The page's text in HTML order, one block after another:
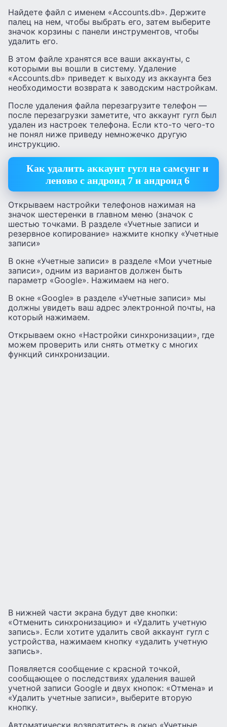
Найдете файл с именем «Accounts.db». Держите
палец на нем, чтобы выбрать его, затем выберите
значок корзины с панели инструментов, чтобы
удалить его.
В этом файле хранятся все ваши аккаунты, с
которыми вы вошли в систему. Удаление
«Accounts.db» приведет к выходу из аккаунта без
необходимости возврата к заводским настройкам.
После удаления файла перезагрузите телефон —
после перезагрузки заметите, что аккаунт гугл был
удален из настроек телефона. Если кто-то чего-то
не понял ниже приведу немножечко другую
инструкцию.
Как удалить аккаунт гугл на самсунг и
леново с андроид 7 и андроид 6
Открываем настройки телефонов нажимая на
значок шестеренки в главном меню (значок с
шестью точками. В разделе «Учетные записи и
резервное копирование» нажмите кнопку «Учетные
записи»
В окне «Учетные записи» в разделе «Мои учетные
записи», одним из вариантов должен быть
параметр «Google». Нажимаем на него.
В окне «Google» в разделе «Учетные записи» мы
должны увидеть ваш адрес электронной почты, на
который нажимаем.
Открываем окно «Настройки синхронизации», где
можем проверить или снять отметку с многих
функций синхронизации.
В нижней части экрана будут две кнопки:
«Отменить синхронизацию» и «Удалить учетную
запись». Если хотите удалить свой аккаунт гугл с
устройства, нажимаем кнопку «удалить учетную
запись».
Появляется сообщение с красной точкой,
сообщающее о последствиях удаления вашей
учетной записи Google и двух кнопок: «Отмена» и
«Удалить учетные записи», выберите вторую
кнопку.
Автоматически возвратитесь в окно «Учетные